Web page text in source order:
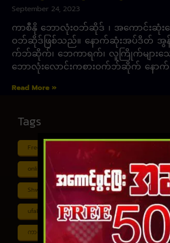
September 24, 2023
ကာစီနို ဘောလုံးဝဘ်ဆိုဒ် ၊ အကောင်းဆုံး
ဝဘ်ဆိုဒ်ဖြစ်သည်။ နောက်ဆုံးအပ်ဒိတ် အွန်
က်ဘ်ဆိုက်၊ ဘေကာရက်၊ လူကြိုက်များသ
ဘောလုံးလောင်းကစားဝက်ဘ်ဆိုက် နော
Read More »
Tags
Free ငါး ပစ် ဂိမ်း
online ငါး ပစ် ဂိမ်းapp Shan Koe Mee ငါး
Shwe ကာစီနို APK UFABET
ufabet เข้าสู่ระบบ ကာစီနို app ကာစီနို ဂိ
ကာစီနို ငါး ပစ် ဂိမ်း ကာစီနို စလော့ဂိမ်း